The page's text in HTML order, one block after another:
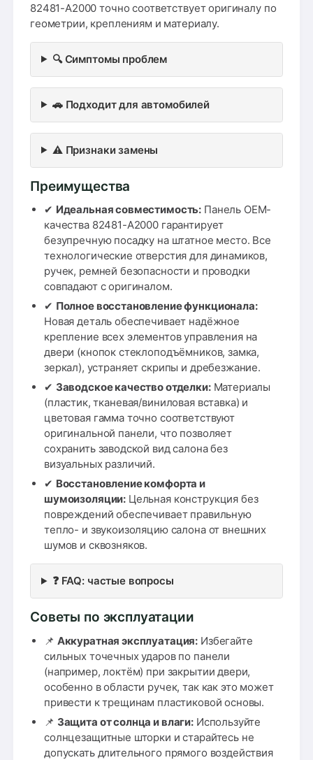
82481-A2000 точно соответствует оригиналу по
геометрии, креплениям и материалу.
🔍 Симптомы проблем
🚗 Подходит для автомобилей
⚠️ Признаки замены
Преимущества
✔ Идеальная совместимость: Панель OEM-
качества 82481-A2000 гарантирует
безупречную посадку на штатное место. Все
технологические отверстия для динамиков,
ручек, ремней безопасности и проводки
совпадают с оригиналом.
✔ Полное восстановление функционала:
Новая деталь обеспечивает надёжное
крепление всех элементов управления на
двери (кнопок стеклоподъёмников, замка,
зеркал), устраняет скрипы и дребезжание.
✔ Заводское качество отделки:Материалы
(пластик, тканевая/виниловая вставка) и
цветовая гамма точно соответствуют
оригинальной панели, что позволяет
сохранить заводской вид салона без
визуальных различий.
✔ Восстановление комфорта и
шумоизоляции: Цельная конструкция без
повреждений обеспечивает правильную
тепло- и звукоизоляцию салона от внешних
шумов и сквозняков.
❓ FAQ: частые вопросы
Советы по эксплуатации
📌 Аккуратная эксплуатация: Избегайте
сильных точечных ударов по панели
(например, локтём) при закрытии двери,
особенно в области ручек, так как это может
привести к трещинам пластиковой основы.
📌 Защита от солнца и влаги:Используйте
солнцезащитные шторки и старайтесь не
допускать длительного прямого воздействия